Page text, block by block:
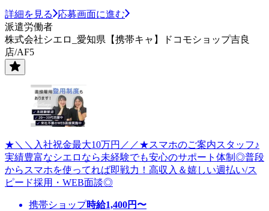
詳細を見る
応募画面に進む
派遣労働者
株式会社シエロ_愛知県【携帯キャ】ドコモショップ吉良
店/AF5
★＼＼入社祝金最大10万円／／★スマホのご案内スタッフ♪
実績豊富なシエロなら未経験でも安心のサポート体制◎普段
からスマホを使ってれば即戦力！高収入＆嬉しい週払い/ス
ピード採用・WEB面談◎
携帯ショップ時給1,400円〜